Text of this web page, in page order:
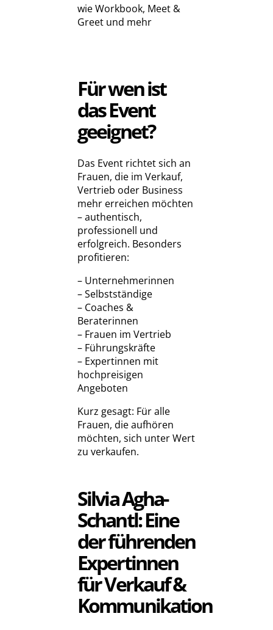
wie Workbook, Meet &
Greet und mehr
Für wen ist
das Event
geeignet?
Das Event richtet sich an
Frauen, die im Verkauf,
Vertrieb oder Business
mehr erreichen möchten
– authentisch,
professionell und
erfolgreich. Besonders
profitieren:
– Unternehmerinnen
– Selbstständige
– Coaches &
Beraterinnen
– Frauen im Vertrieb
– Führungskräfte
– Expertinnen mit
hochpreisigen
Angeboten
Kurz gesagt: Für alle
Frauen, die aufhören
möchten, sich unter Wert
zu verkaufen.
Silvia Agha-
Schantl: Eine
der führenden
Expertinnen
für Verkauf &
Kommunikation